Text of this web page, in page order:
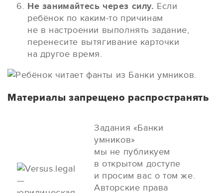
Не занимайтесь через силу. Если
ребёнок по каким-то причинам
не в настроении выполнять задание,
перенесите вытягивание карточки
на другое время.
Материалы запрещено распространять
Задания «Банки
умников»
мы не публикуем
в открытом доступе
и просим вас о том же.
Авторские права